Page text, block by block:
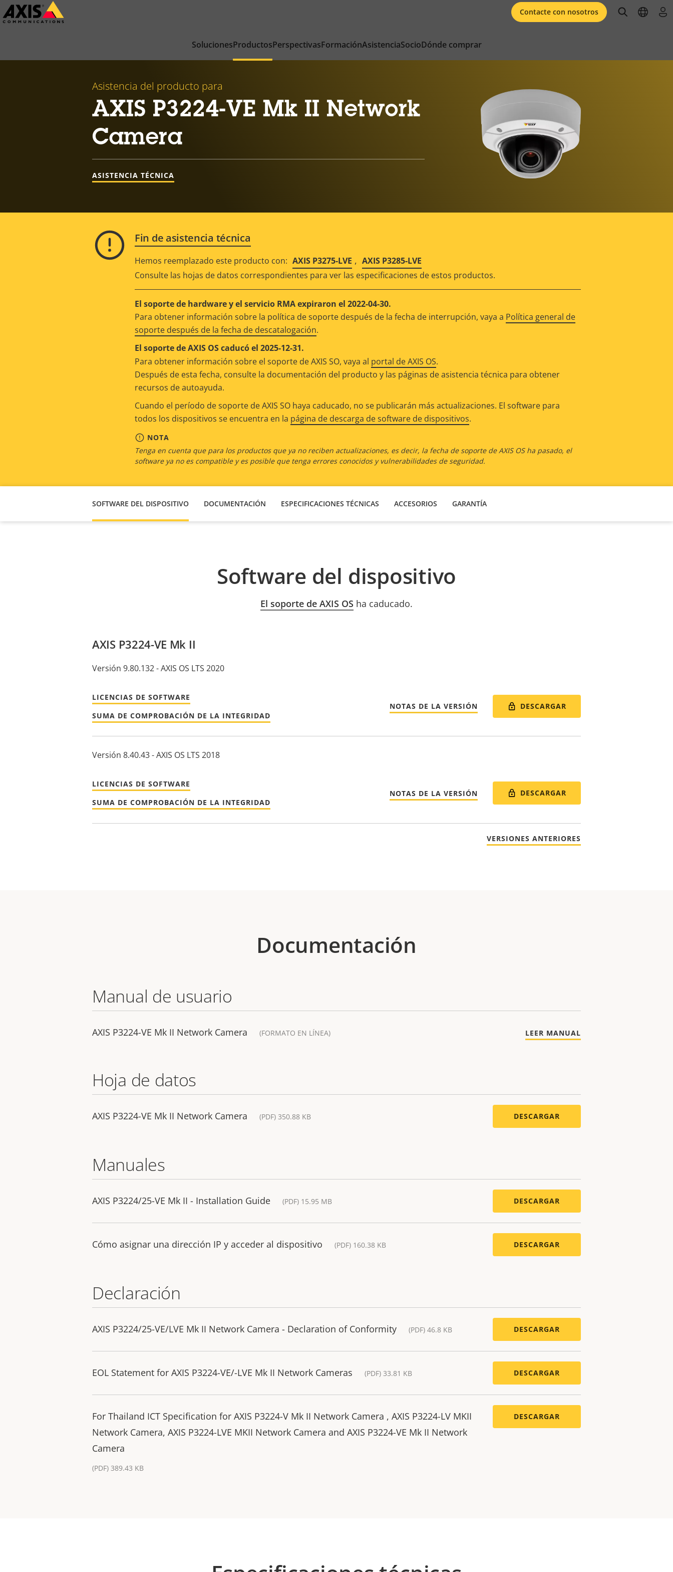
Saltar
al
SolucionesProductosPerspectivasFormaciónAsistenciaSocioDónde comprar
Contacte con nosotros openopen
Asistencia del producto para
AXIS P3224-VE Mk II Network
Camera
ASISTENCIA TÉCNICA
Fin de asistencia técnica
Hemos reemplazado este producto con: AXIS P3275-LVE , AXIS P3285-LVE
Consulte las hojas de datos correspondientes para ver las especificaciones de estos productos.
El soporte de hardware y el servicio RMA expiraron el 2022-04-30.
Para obtener información sobre la política de soporte después de la fecha de interrupción, vaya a Política general de
soporte después de la fecha de descatalogación.
El soporte de AXIS OS caducó el 2025-12-31.
Para obtener información sobre el soporte de AXIS SO, vaya al portal de AXIS OS.
Después de esta fecha, consulte la documentación del producto y las páginas de asistencia técnica para obtener
recursos de autoayuda.
Cuando el período de soporte de AXIS SO haya caducado, no se publicarán más actualizaciones. El software para
todos los dispositivos se encuentra en la página de descarga de software de dispositivos.
NOTA
Tenga en cuenta que para los productos que ya no reciben actualizaciones, es decir, la fecha de soporte de AXIS OS ha pasado, el
software ya no es compatible y es posible que tenga errores conocidos y vulnerabilidades de seguridad.
SOFTWARE DEL DISPOSITIVO DOCUMENTACIÓN ESPECIFICACIONES TÉCNICAS ACCESORIOS GARANTÍA
Software del dispositivo
El soporte de AXIS OS ha caducado.
AXIS P3224-VE Mk II
Versión 9.80.132 - AXIS OS LTS 2020
LICENCIAS DE SOFTWARE
SUMA DE COMPROBACIÓN DE LA INTEGRIDAD
NOTAS DE LA VERSIÓN DESCARGAR
Versión 8.40.43 - AXIS OS LTS 2018
LICENCIAS DE SOFTWARE
SUMA DE COMPROBACIÓN DE LA INTEGRIDAD
NOTAS DE LA VERSIÓN DESCARGAR
VERSIONES ANTERIORES
Documentación
Manual de usuario
AXIS P3224-VE Mk II Network Camera (FORMATO EN LÍNEA) LEER MANUAL
Hoja de datos
AXIS P3224-VE Mk II Network Camera (PDF) 350.88 KB DESCARGAR
Manuales
AXIS P3224/25-VE Mk II - Installation Guide (PDF) 15.95 MB DESCARGAR
Cómo asignar una dirección IP y acceder al dispositivo (PDF) 160.38 KB DESCARGAR
Declaración
AXIS P3224/25-VE/LVE Mk II Network Camera - Declaration of Conformity (PDF) 46.8 KB DESCARGAR
EOL Statement for AXIS P3224-VE/-LVE Mk II Network Cameras (PDF) 33.81 KB DESCARGAR
For Thailand ICT Specification for AXIS P3224-V Mk II Network Camera , AXIS P3224-LV MKII
Network Camera, AXIS P3224-LVE MKII Network Camera and AXIS P3224-VE Mk II Network
Camera
(PDF) 389.43 KB
DESCARGAR